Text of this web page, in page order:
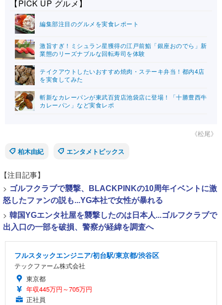
【PICK UP グルメ】
編集部注目のグルメを実食レポート
激旨すぎ！ミシュラン星獲得の江戸前鮨「銀座おのでら」新
業態のリーズナブルな回転寿司を体験
テイクアウトしたいおすすめ焼肉・ステーキ弁当！都内4店
を実食してみた
斬新なカレーパンが東武百貨店池袋店に登場！「十勝豊西牛
カレーパン」など実食レポ
《松尾》
柏木由紀
エンタメトピックス
【注目記事】
> ゴルフクラブで襲撃、BLACKPINKの10周年イベントに激
怒したファンの説も...YG本社で女性が暴れる
> 韓国YGエンタ社屋を襲撃したのは日本人...ゴルフクラブで
出入口の一部を破損、警察が経緯を調査へ
フルスタックエンジニア/初台駅/東京都/渋谷区
テックファーム株式会社
東京都
年収445万円～705万円
正社員